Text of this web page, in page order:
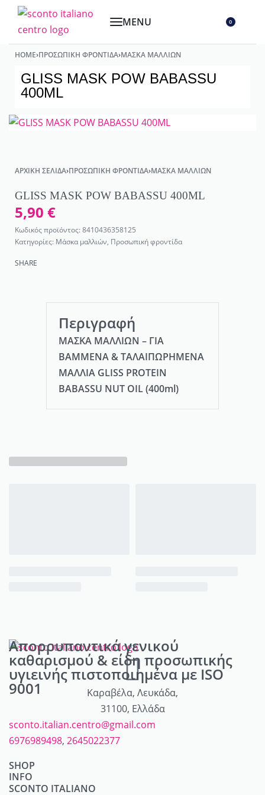
0
HOME›ΠΡΟΣΩΠΙΚΉ ΦΡΟΝΤΊΔΑ›ΜΆΣΚΑ ΜΑΛΛΙΏΝ
GLISS MASK POW BABASSU
400ML
ΑΡΧΙΚΉ ΣΕΛΊΔΑ›ΠΡΟΣΩΠΙΚΉ ΦΡΟΝΤΊΔΑ›ΜΆΣΚΑ ΜΑΛΛΙΏΝ
GLISS MASK POW BABASSU 400ML
5,90 €
8410436358125
Κατηγορίες: Μάσκα μαλλιών, Προσωπική φροντίδα
SHARE
Περιγραφή
ΜΑΣΚΑ ΜΑΛΛΙΩΝ – ΓΙΑ
ΒΑΜΜΕΝΑ & ΤΑΛΑΙΠΩΡΗΜΕΝΑ
ΜΑΛΛΙΑ GLISS PROTEIN
BABASSU NUT OIL (400ml)
Απορρυπαντικά γενικού
καθαρισμού & είδη προσωπικής
υγιεινής πιστοποιημένα με ISO
9001
Καραβέλα, Λευκάδα,
31100, Ελλάδα
sconto.italian.centro@gmail.com
6976989498, 2645022377
SHOP
Απορρυπαντικά
INFO
Λογαριασμός
SCONTO ITALIANO